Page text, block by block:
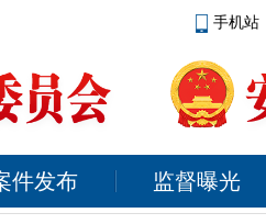
手机站
件发布 监督曝光